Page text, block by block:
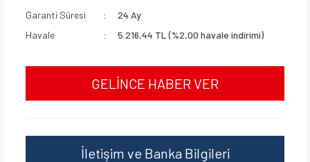
Garanti Süresi
24 Ay
Havale
5.216,44 TL (%2,00 havale indirimi)
GELİNCE HABER VER
İletişim ve Banka Bilgileri